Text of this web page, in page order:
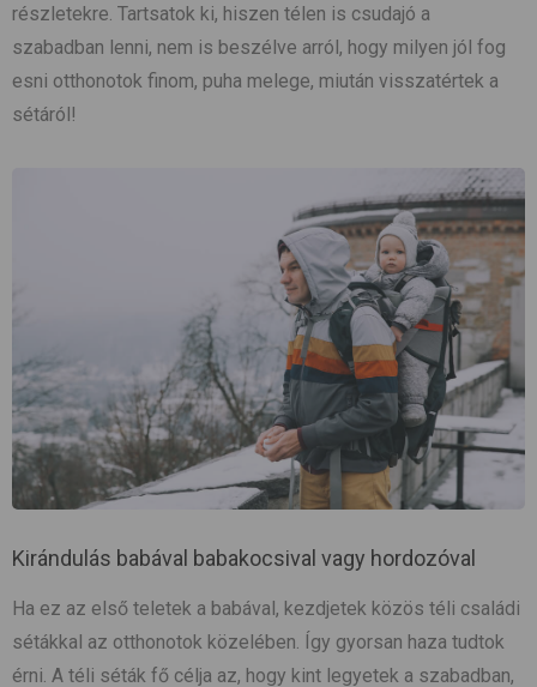
részletekre. Tartsatok ki, hiszen télen is csudajó a
szabadban lenni, nem is beszélve arról, hogy milyen jól fog
esni otthonotok finom, puha melege, miután visszatértek a
sétáról!
Kirándulás babával babakocsival vagy hordozóval
Ha ez az első teletek a babával, kezdjetek közös téli családi
sétákkal az otthonotok közelében. Így gyorsan haza tudtok
érni. A téli séták fő célja az, hogy kint legyetek a szabadban,